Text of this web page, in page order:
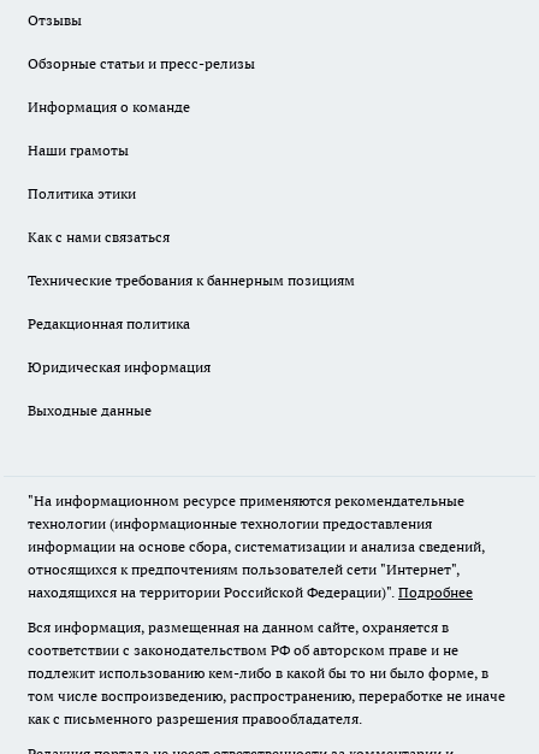
Отзывы
Обзорные статьи и пресс-релизы
Информация о команде
Наши грамоты
Политика этики
Как с нами связаться
Технические требования к баннерным позициям
Редакционная политика
Юридическая информация
Выходные данные
"На информационном ресурсе применяются рекомендательные
технологии (информационные технологии предоставления
информации на основе сбора, систематизации и анализа сведений,
относящихся к предпочтениям пользователей сети "Интернет",
находящихся на территории Российской Федерации)". Подробнее
Вся информация, размещенная на данном сайте, охраняется в
соответствии с законодательством РФ об авторском праве и не
подлежит использованию кем-либо в какой бы то ни было форме, в
том числе воспроизведению, распространению, переработке не иначе
как с письменного разрешения правообладателя.